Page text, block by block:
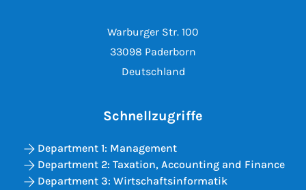
Warburger Str. 100
33098 Paderborn
Deutschland
Schnellzugriffe
Department 1: Management
Department 2: Taxation, Accounting and Finance
Department 3: Wirtschaftsinformatik